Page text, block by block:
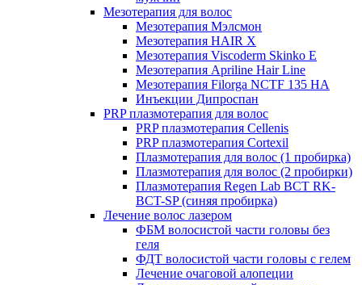
Мезотерапия для волос
Мезотерапия Мэлсмон
Мезотерапия HAIR X
Мезотерапия Viscoderm Skinko E
Мезотерапия Apriline Hair Line
Мезотерапия Filorga NCTF 135 HA
Инъекции Дипроспан
PRP плазмотерапия для волос
PRP плазмотерапия Cellenis
PRP плазмотерапия Cortexil
Плазмотерапия для волос (1 пробирка)
Плазмотерапия для волос (2 пробирки)
Плазмотерапия Regen Lab BCT RK-
BCT-SP (синяя пробирка)
Лечение волос лазером
ФБМ волосистой части головы без
геля
ФДТ волосистой части головы с гелем
Лечение очаговой алопеции